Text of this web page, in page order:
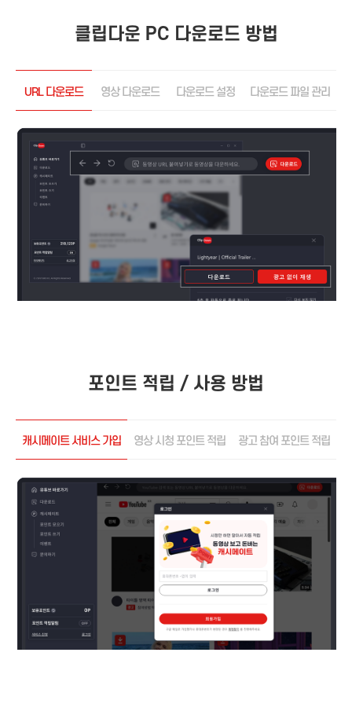
클립다운 PC 다운로드 방법
URL 다운로드 영상 다운로드 다운로드 설정 다운로드 파일 관리
포인트 적립 / 사용 방법
캐시메이트 서비스 가입 영상 시청 포인트 적립 광고 참여 포인트 적립